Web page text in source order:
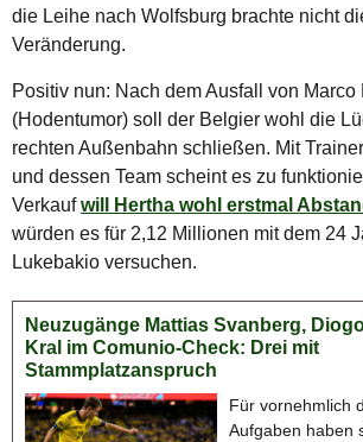
die Leihe nach Wolfsburg brachte nicht
Veränderung.
Positiv nun: Nach dem Ausfall von Marco
(Hodentumor) soll der Belgier wohl die
rechten Außenbahn schließen. Mit
und dessen Team scheint es zu
Verkaufwill Hertha wohl erstmal
würden es für 2,12 Millionen mit dem 24
Lukebakio versuchen.
Neuzugänge Mattias Svanberg,
Kral im Comunio-Check: Drei mit
Stammplatzanspruch
Für vornehmlich
Aufgaben haben